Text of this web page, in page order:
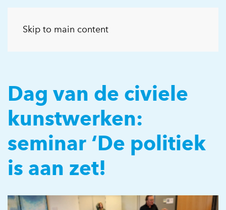
Skip to main content
Dag van de civiele
kunstwerken:
seminar ‘De politiek
is aan zet!